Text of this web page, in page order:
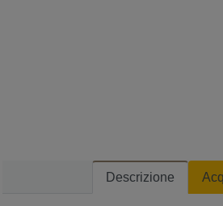
Descrizione